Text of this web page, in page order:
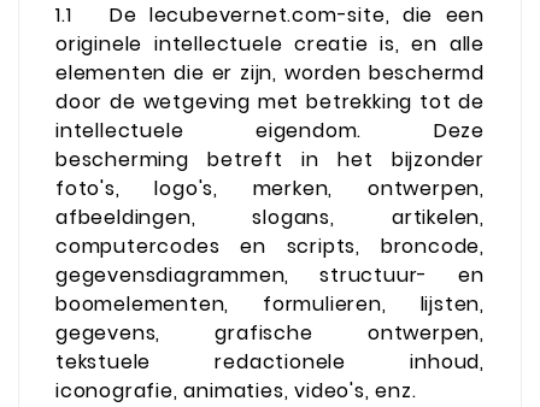
1.1
De lecubevernet.com-site, die een
originele intellectuele creatie is, en alle
elementen die er zijn, worden beschermd
door de wetgeving met betrekking tot de
intellectuele eigendom. Deze
bescherming betreft in het bijzonder
foto's, logo's, merken, ontwerpen,
afbeeldingen, slogans, artikelen,
computercodes en scripts, broncode,
gegevensdiagrammen, structuur- en
boomelementen, formulieren, lijsten,
gegevens, grafische ontwerpen,
tekstuele redactionele inhoud,
iconografie, animaties, video's, enz.